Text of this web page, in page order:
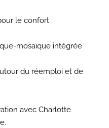
le confort
mosaïque intégrée
du réemploi et de
avec Charlotte